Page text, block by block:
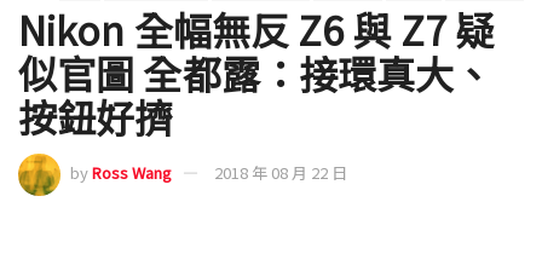
Nikon 全幅無反 Z6 與 Z7 疑
似官圖 全都露：接環真大、
按鈕好擠
byRoss Wang 2018 年 08 月 22 日